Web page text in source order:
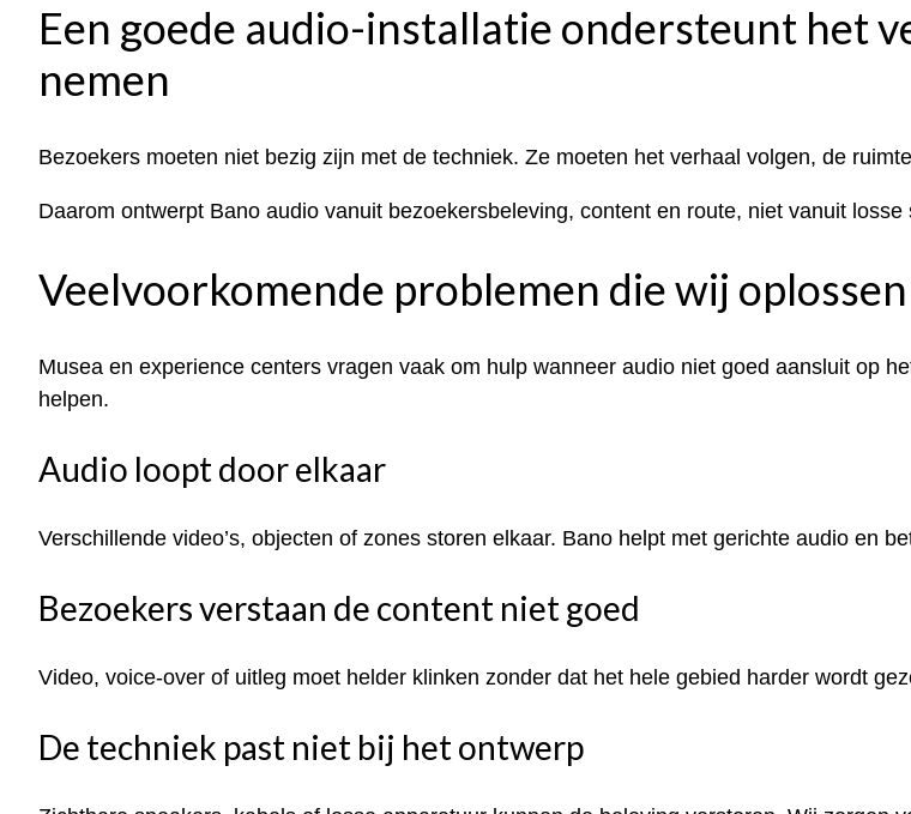
Een goede audio-installatie ondersteunt het
nemen
Bezoekers moeten niet bezig zijn met de techniek. Ze moeten het verhaal volgen, de
Daarom ontwerpt Bano audio vanuit bezoekersbeleving, content en route, niet vanuit losse
Veelvoorkomende problemen die wij oplossen
Musea en experience centers vragen vaak om hulp wanneer audio niet goed aansluit op
helpen.
Audio loopt door elkaar
Verschillende video’s, objecten of zones storen elkaar. Bano helpt met gerichte audio en
Bezoekers verstaan de content niet goed
Video, voice-over of uitleg moet helder klinken zonder dat het hele gebied harder wordt
De techniek past niet bij het ontwerp